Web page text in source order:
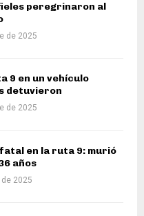
peregrinaron al
de 2025
9 en un vehículo
detuvieron
de 2025
en la ruta 9: murió
años
2025